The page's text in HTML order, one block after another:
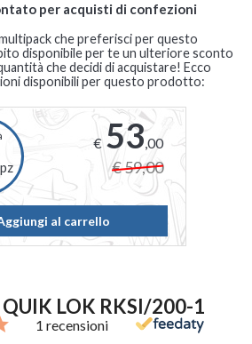
per acquisti di confezioni
che preferisci per questo
disponibile per te un ulteriore sconto
che decidi di acquistare! Ecco
disponibili per questo prodotto:
pz
€ 53,00
€ 59,00
al carrello
LOK RKSI/200-1
1 recensioni